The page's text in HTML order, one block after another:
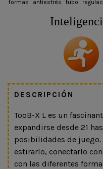
formas antiestrés tubo
DESCRIPCIÓN
TooB-X L es un
expandirse desde 21
posibilidades de
estirarlo, conectarlo
con las diferentes